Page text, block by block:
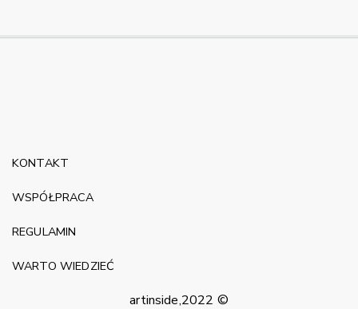
artinside,2022 ©
KONTAKT
WSPÓŁPRACA
REGULAMIN
WARTO WIEDZIEĆ